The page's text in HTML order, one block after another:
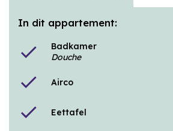
In dit appartement:
check
Badkamer
Douche
check Airco
check Eettafel